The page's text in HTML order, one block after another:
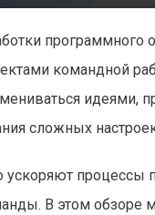
программного
командной
идеями,
сложных
ускоряют
В этом обзоре